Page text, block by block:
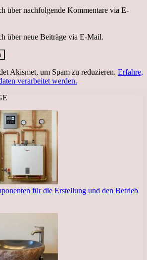
über nachfolgende Kommentare via E-
über neue Beiträge via E-Mail.
Akismet, um Spam zu reduzieren. Erfahre,
verarbeitet werden.
für die Erstellung und den Betrieb